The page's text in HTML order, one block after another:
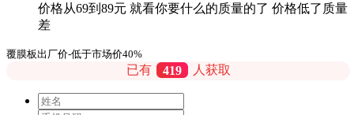
价格从69到89元 就看你要什么的质量的了 价格低了质量
差
覆膜板出厂价-低于市场价40%
已有 419 人获取